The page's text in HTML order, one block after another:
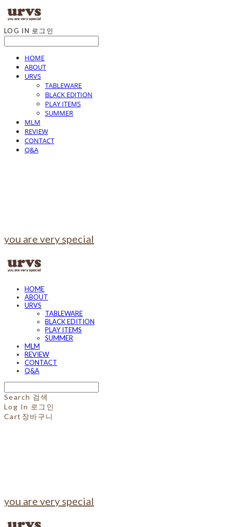
LOG IN 로그인
HOME
ABOUT
URVS
TABLEWARE
BLACK EDITION
PLAY ITEMS
SUMMER
MLM
REVIEW
CONTACT
Q&A
you are very special
HOME
ABOUT
URVS
TABLEWARE
BLACK EDITION
PLAY ITEMS
SUMMER
MLM
REVIEW
CONTACT
Q&A
Search 검색
Log In 로그인
Cart 장바구니
you are very special